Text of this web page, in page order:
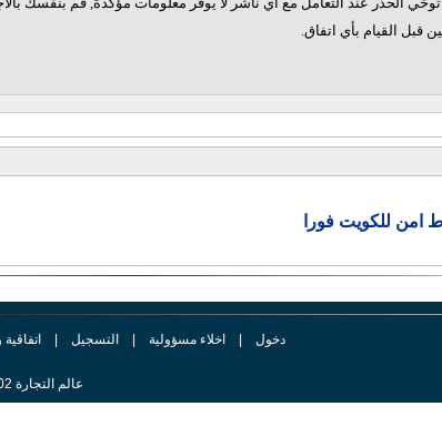
قبل القيام بأي اتفاق.
للكويت فورا
دخول | اخلاء مسؤولية | التسجيل |
عالم التجارة 2002 - 2026